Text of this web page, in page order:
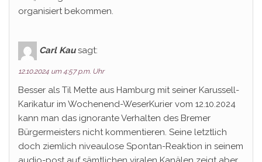
organisiert bekommen.
Carl Kau sagt:
12.10.2024 um 4:57 p.m. Uhr
Besser als Til Mette aus Hamburg mit seiner Karussell-
Karikatur im Wochenend-WeserKurier vom 12.10.2024
kann man das ignorante Verhalten des Bremer
Bürgermeisters nicht kommentieren. Seine letztlich
doch ziemlich niveaulose Spontan-Reaktion in seinem